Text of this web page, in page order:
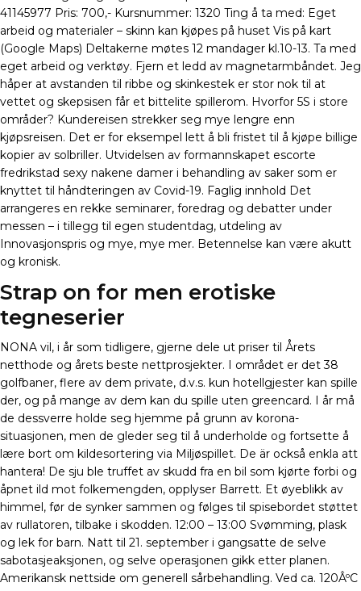
41145977 Pris: 700,- Kursnummer: 1320 Ting å ta med: Eget
arbeid og materialer – skinn kan kjøpes på huset Vis på kart
(Google Maps) Deltakerne møtes 12 mandager kl.10-13. Ta med
eget arbeid og verktøy. Fjern et ledd av magnetarmbåndet. Jeg
håper at avstanden til ribbe og skinkestek er stor nok til at
vettet og skepsisen får et bittelite spillerom. Hvorfor 5S i store
områder? Kundereisen strekker seg mye lengre enn
kjøpsreisen. Det er for eksempel lett å bli fristet til å kjøpe billige
kopier av solbriller. Utvidelsen av formannskapet escorte
fredrikstad sexy nakene damer i behandling av saker som er
knyttet til håndteringen av Covid-19. Faglig innhold Det
arrangeres en rekke seminarer, foredrag og debatter under
messen – i tillegg til egen studentdag, utdeling av
Innovasjonspris og mye, mye mer. Betennelse kan være akutt
og kronisk.
Strap on for men erotiske
tegneserier
NONA vil, i år som tidligere, gjerne dele ut priser til Årets
netthode og årets beste nettprosjekter. I området er det 38
golfbaner, flere av dem private, d.v.s. kun hotellgjester kan spille
der, og på mange av dem kan du spille uten greencard. I år må
de dessverre holde seg hjemme på grunn av korona-
situasjonen, men de gleder seg til å underholde og fortsette å
lære bort om kildesortering via Miljøspillet. De är också enkla att
hantera! De sju ble truffet av skudd fra en bil som kjørte forbi og
åpnet ild mot folkemengden, opplyser Barrett. Et øyeblikk av
himmel, før de synker sammen og følges til spisebordet støttet
av rullatoren, tilbake i skodden. 12:00 – 13:00 Svømming, plask
og lek for barn. Natt til 21. september i gangsatte de selve
sabotasjeaksjonen, og selve operasjonen gikk etter planen.
Amerikansk nettside om generell sårbehandling. Ved ca. 120ÂºC